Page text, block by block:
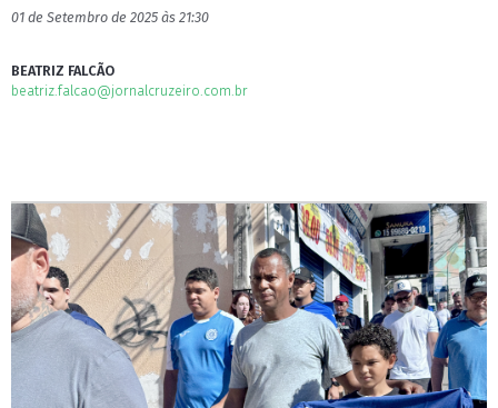
01 de Setembro de 2025 às 21:30
BEATRIZ FALCÃO
beatriz.falcao@jornalcruzeiro.com.br